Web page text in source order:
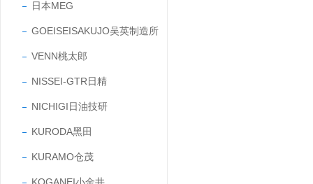
日本MEG
GOEISEISAKUJO吴英制造所
VENN桃太郎
NISSEI-GTR日精
NICHIGI日油技研
KURODA黑田
KURAMO仓茂